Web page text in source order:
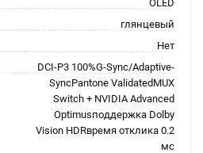
OLED
глянцевый
Нет
DCI-P3 100%G-Sync/Adaptive-
SyncPantone ValidatedMUX
Switch + NVIDIA Advanced
Optimusподдержка Dolby
Vision HDRвремя отклика 0.2
мс